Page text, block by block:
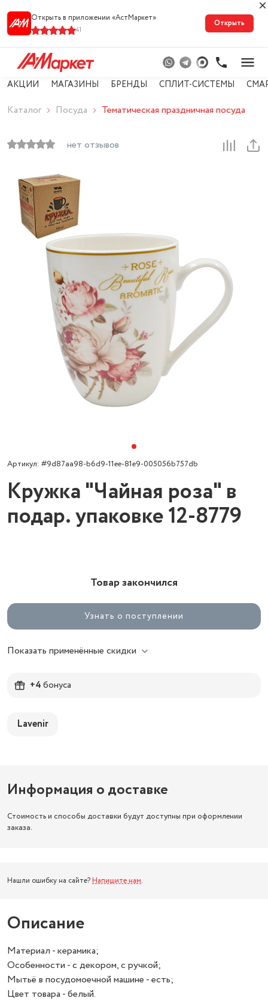
Открыть в приложении «АстМарке‪т‬»
41
Открыть
АКЦИИ МАГАЗИНЫ БРЕНДЫ СПЛИТ-СИСТЕМЫ
Каталог Посуда Тематическая праздничная посуда
нет отзывов
Артикул: #9d87aa98-b6d9-11ee-81e9-005056b757db
Кружка "Чайная роза" в
подар. упаковке 12-8779
Товар закончился
Узнать о поступлении
Показать применённые скидки
+4бонуса
Lavenir
Информация о доставке
Стоимость и способы доставки будут доступны при оформлении
заказа.
Нашли ошибку на сайте? Напишите нам.
Описание
Материал - керамика;
Особенности - с декором, с ручкой;
Мытьё в посудомоечной машине - есть;
Цвет товара - белый.